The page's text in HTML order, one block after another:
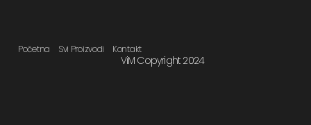
Početna Svi Proizvodi Kontakt
ViM Copyright 2024